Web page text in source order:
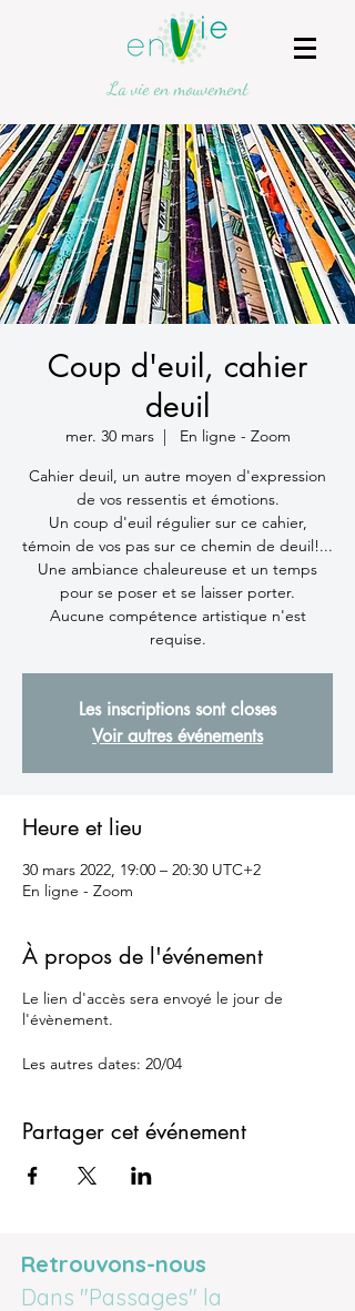
La vie en mouvement
Coup d'euil, cahier
deuil
mer. 30 mars
  |
En ligne - Zoom
Cahier deuil, un autre moyen d'expression
de vos ressentis et émotions.
Un coup d'euil régulier sur ce cahier,
témoin de vos pas sur ce chemin de deuil!...
Une ambiance chaleureuse et un temps
pour se poser et se laisser porter.
Aucune compétence artistique n'est
requise.
Les inscriptions sont closes
Voir autres événements
Heure et lieu
30 mars 2022, 19:00 – 20:30 UTC+2
En ligne - Zoom
À propos de l'événement
Le lien d'accès sera envoyé le jour de
l'évènement.
Les autres dates: 20/04
Partager cet événement
Retrouvons-nous
Dans "Passages" la